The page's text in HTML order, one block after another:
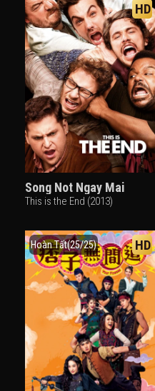
HD
Song Not Ngay Mai
This is the End (2013)
Hoàn Tất(25/25) HD